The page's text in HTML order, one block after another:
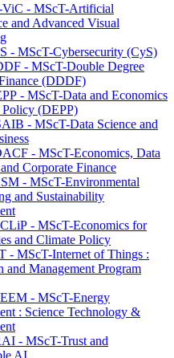
- MScT-Artificial
and Advanced Visual
- MScT-Cybersecurity (CyS)
- MScT-Double Degree
(DDDF)
- MScT-Data and Economics
(DEPP)
- MScT-Data Science and
- MScT-Economics, Data
Corporate Finance
- MScT-Environmental
and Sustainability
- MScT-Economics for
and Climate Policy
- MScT-Internet of Things :
and Management Program
- MScT-Energy
: Science Technology &
- MScT-Trust and
AI